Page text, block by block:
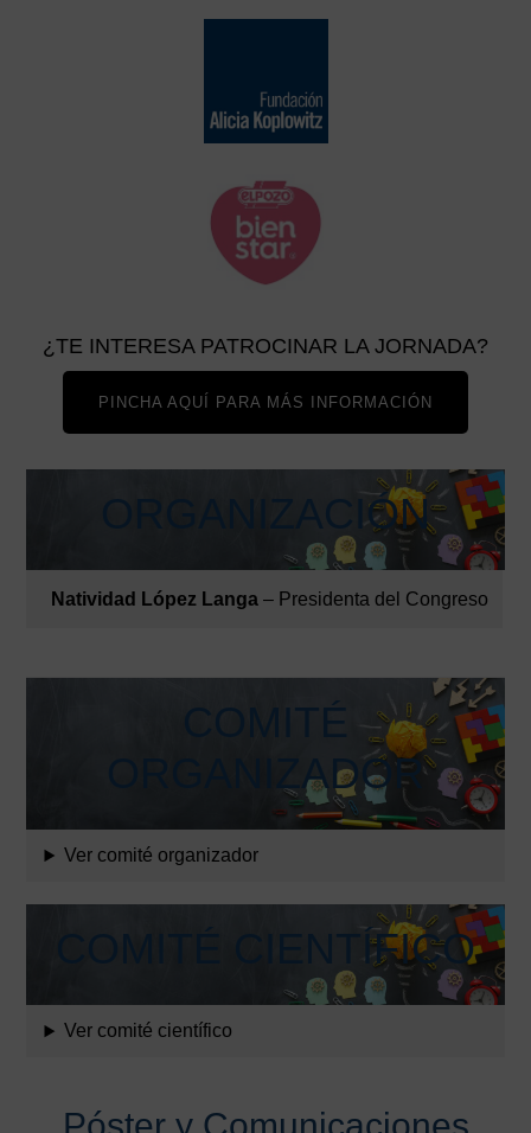
¿TE INTERESA PATROCINAR LA JORNADA?
PINCHA AQUÍ PARA MÁS INFORMACIÓN
ORGANIZACIÓN
Natividad López Langa– Presidenta del Congreso
COMITÉ
ORGANIZADOR
Ver comité organizador
COMITÉ CIENTÍFICO
Ver comité científico